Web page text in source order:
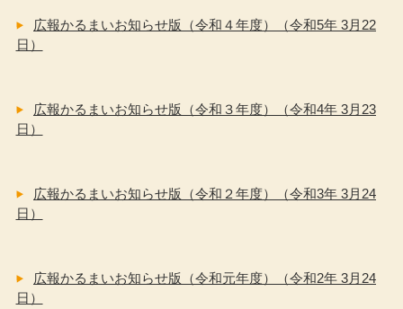
広報かるまいお知らせ版（令和４年度）（令和5年 3月22
日）
広報かるまいお知らせ版（令和３年度）（令和4年 3月23
日）
広報かるまいお知らせ版（令和２年度）（令和3年 3月24
日）
広報かるまいお知らせ版（令和元年度）（令和2年 3月24
日）